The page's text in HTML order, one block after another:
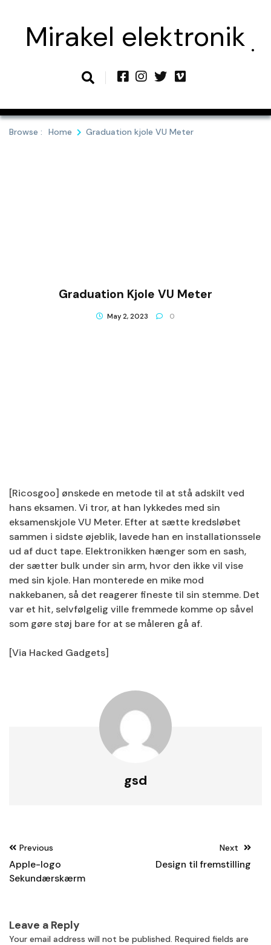
contentMirakel elektronik
Browse : Home Graduation kjole VU Meter
Graduation Kjole VU Meter
May 2, 2023 0
[Ricosgoo] ønskede en metode til at stå adskilt ved
hans eksamen. Vi tror, at han lykkedes med sin
eksamenskjole VU Meter. Efter at sætte kredsløbet
sammen i sidste øjeblik, lavede han en installationssele
ud af duct tape. Elektronikken hænger som en sash,
der sætter bulk under sin arm, hvor den ikke vil vise
med sin kjole. Han monterede en mike mod
nakkebanen, så det reagerer fineste til sin stemme. Det
var et hit, selvfølgelig ville fremmede komme op såvel
som gøre støj bare for at se måleren gå af.
[Via Hacked Gadgets]
gsd
Post
navigation
Previous
Apple-logo
Sekundærskærm
Next
Design til fremstilling
Leave a Reply
Your email address will not be published. Required fields are